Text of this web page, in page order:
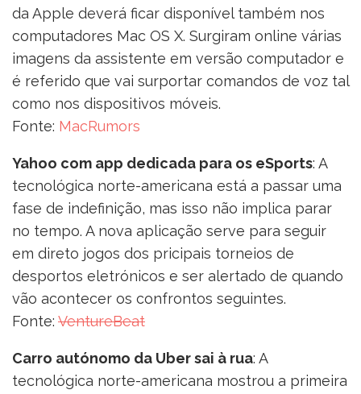
da Apple deverá ficar disponível também nos
computadores Mac OS X. Surgiram online várias
imagens da assistente em versão computador e
é referido que vai surportar comandos de voz tal
como nos dispositivos móveis.
Fonte: MacRumors
Yahoo com app dedicada para os eSports: A
tecnológica norte-americana está a passar uma
fase de indefinição, mas isso não implica parar
no tempo. A nova aplicação serve para seguir
em direto jogos dos pricipais torneios de
desportos eletrónicos e ser alertado de quando
vão acontecer os confrontos seguintes.
Fonte: VentureBeat
Carro autónomo da Uber sai à rua: A
tecnológica norte-americana mostrou a primeira